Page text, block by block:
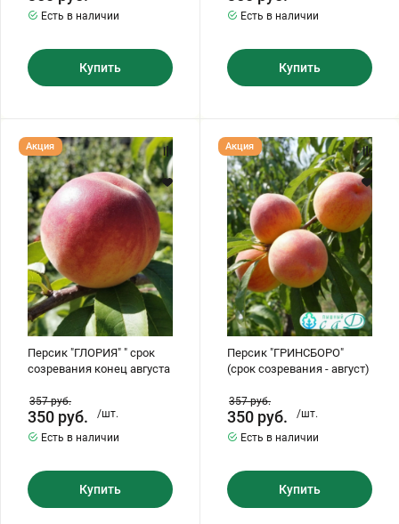
Есть в наличии
Купить
Есть в наличии
Купить
Персик
"ГЛОРИЯ"
срок
созревания
конец
августа
Персик "ГЛОРИЯ" " срок
созревания конец августа
Акция
357руб.
350 руб.
/шт.
Есть в наличии
Купить
Персик
"ГРИНСБОРО"
(срок
созревания
август)
Персик "ГРИНСБОРО"
(срок созревания - август)
Акция
357руб.
350 руб.
/шт.
Есть в наличии
Купить